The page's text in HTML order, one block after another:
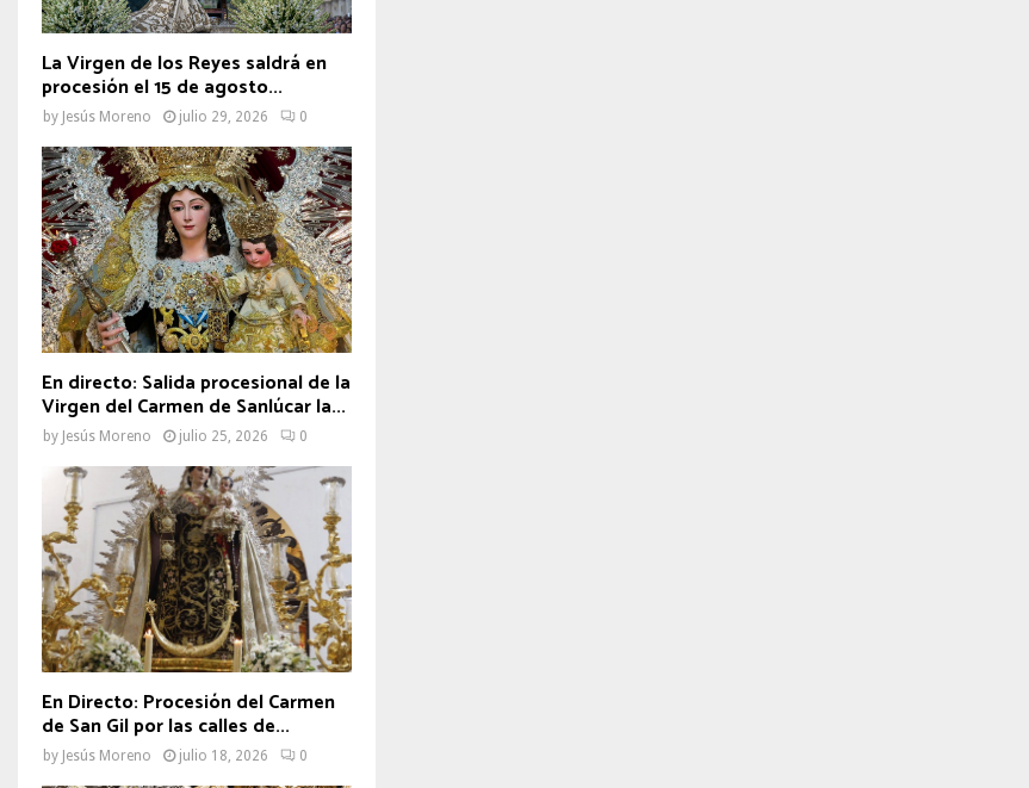
La Virgen de los Reyes saldrá en
procesión el 15 de agosto...
by Jesús Moreno julio 29, 2026 0
En directo: Salida procesional de la
Virgen del Carmen de Sanlúcar la...
by Jesús Moreno julio 25, 2026 0
En Directo: Procesión del Carmen
de San Gil por las calles de...
by Jesús Moreno julio 18, 2026 0